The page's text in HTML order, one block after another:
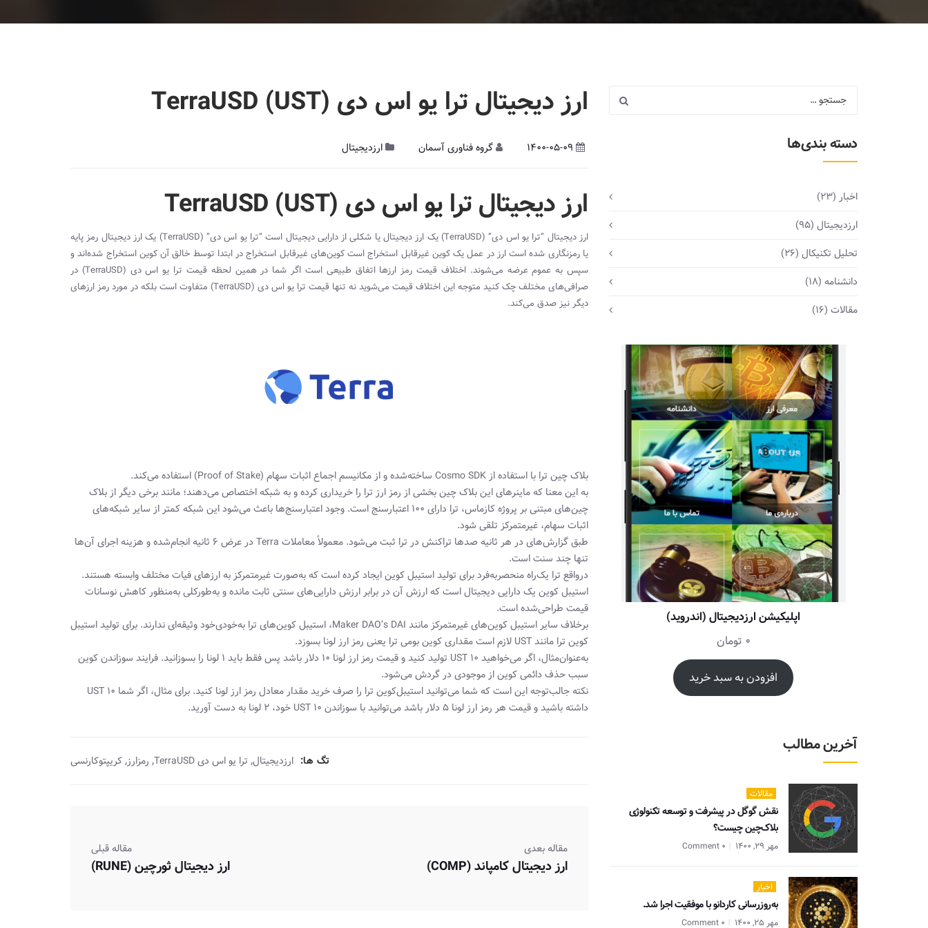
ارز دیجیتال ترا یو اس دی TerraUSD (UST)
1400-05-09 گروه فناوری آسمان ارزدیجیتال
ارز دیجیتالترا یو اس دی TerraUSD ( UST)
ارز دیجیتال “ترا یو اس دی” (TerraUSD) یک ارز دیجیتال یا شکلی از دارایی دیجیتال است “ترا یو اس دی” (TerraUSD) یک ارز دیجیتال رمز پایه
یا رمزنگاری شده است ارز در عمل یک کوین غیرقابل استخراج است کوین‌های غیرقابل استخراج در ابتدا توسط خالق آن کوین استخراج شده‌اند و
سپس به عموم عرضه می‌شوند. اختلاف قیمت رمز ارزها اتفاق طبیعی است اگر شما در همین لحظه قیمت ترا یو اس دی (TerraUSD) در
صرافی‌های مختلف چک کنید متوجه این اختلاف قیمت می‌شوید نه تنها قیمت ترا یو اس دی (TerraUSD) متفاوت است بلکه در مورد رمز ارزهای
دیگر نیز صدق می‌کند.
بلاک چین ترا با استفاده از Cosmo SDK ساخته‌شده‌ و از مکانیسم اجماع اثبات سهام (Proof of Stake) استفاده‌‌ می‌کند.
به این معنا که ماینرهای این بلاک چین بخشی از رمز ارز ترا را خریداری کرده و به شبکه اختصاص می‌دهند؛ مانند برخی دیگر از بلاک
چین‌های مبتنی بر پروژه کازماس، ترا دارای ۱۰۰ اعتبارسنج است. وجود اعتبارسنج‌ها باعث ‌می‌شود این شبکه کمتر از سایر شبکه‌های
اثبات سهام، غیرمتمرکز تلقی شود.
طبق گزارش‌های در هر ثانیه صدها تراکنش در ترا ثبت ‌می‌شود. معمولاً معاملات Terra در عرض ۶ ثانیه انجام‌شده و هزینه اجرای آن‌ها
تنها چند سنت است.
درواقع ترا یک‌راه منحصربه‌فرد برای تولید استیبل‌ کوین ایجاد کرده است که به‌صورت غیرمتمرکز به ارزهای فیات مختلف وابسته هستند.
استیبل‌ کوین یک دارایی دیجیتال است که ارزش آن در برابر ارزش دارایی‌های سنتی ثابت مانده و به‌طورکلی به‌منظور کاهش نوسانات
قیمت طراحی‌شده است.
برخلاف سایر استیبل‌ کوین‌های غیرمتمرکز مانند Maker DAO’s DAI، استیبل‌ کوین‌های ترا به‌خودی‌خود وثیقه‌ای ندارند. برای تولید استیبل‌
کوین ترا مانند UST لازم است مقداری کوین بومی ترا یعنی رمز ارز لونا بسوزد.
به‌عنوان‌مثال، اگر می‌خواهید ۱۰ UST تولید کنید و قیمت رمز ارز لونا ۱۰ دلار باشد پس فقط باید ۱ لونا را بسوزانید. فرایند سوزاندن کوین
سبب حذف دائمی کوین از موجودی در گردش می‌شود.
نکته جالب‌توجه این است که شما می‌توانید استیبل‌کوین ترا را صرف خرید مقدار معادل رمز ارز لونا کنید. برای مثال، اگر شما ۱۰ UST
داشته باشید و قیمت هر رمز ارز لونا ۵ دلار باشد می‌توانید با سوزاندن ۱۰ UST خود، ۲ لونا به دست‌ آورید.
تگ ها: ارزدیجیتال, ترا یو اس دی TerraUSD , رمزارز,کریپتوکارنسی
مقاله قبلی
ارز دیجیتال ثورچین (RUNE)
مقاله بعدی
ارز دیجیتال کامپاند (COMP)
دسته بندی‌ها
اخبار (23)
ارزدیجیتال (95)
تحلیل تکنیکال (26)
دانشنامه (18)
مقالات (16)
اپلیکیشن ارزدیجیتال (اندروید)
0 تومان
افزودن به سبد خرید
آخرین مطالب
مقالات
نقش گوگل در پیشرفت و توسعه تکنولوژی
بلاک‌چین چیست؟
مهر 29, 1400 0 Comment
اخبار
به‌روزرسانی کاردانو با موفقیت اجرا شد.
مهر 25, 1400 0 Comment